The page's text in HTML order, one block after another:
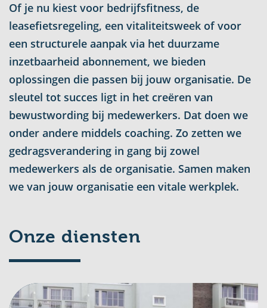
Of je nu kiest voor bedrijfsfitness, de
leasefietsregeling, een vitaliteitsweek of voor
een structurele aanpak via het duurzame
inzetbaarheid abonnement, we bieden
oplossingen die passen bij jouw organisatie. De
sleutel tot succes ligt in het creëren van
bewustwording bij medewerkers. Dat doen we
onder andere middels coaching. Zo zetten we
gedragsverandering in gang bij zowel
medewerkers als de organisatie. Samen maken
we van jouw organisatie een vitale werkplek.
Onze diensten